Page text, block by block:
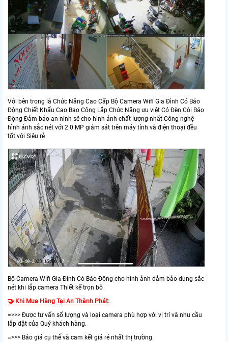
Với bên trong là Chức Năng Cao Cấp Bộ Camera Wifi Gia Đình Có Báo
Động Chiết Khấu Cao Bao Công Lắp Chức Năng ưu việt Có Ðèn Còi Báo
Động Đảm bảo an ninh sẽ cho hình ảnh chất lượng nhất Công nghệ
hình ảnh sắc nét với 2.0 MP giám sát trên máy tính và điện thoại đều
tốt với Siêu rẻ
Bộ Camera Wifi Gia Đình Có Báo Động cho hình ảnh đảm bảo đúng sắc
nét khi lắp camera Thiết kế trọn bộ
🤝 Khi Mua Hàng Tại An Thành Phát:
=>>> Được tư vấn số lượng và loại camera phù hợp với vị trí và nhu cầu
lắp đặt của Quý khách hàng.
=>>> Báo giá cụ thể và cam kết giá rẻ nhất thị trường.